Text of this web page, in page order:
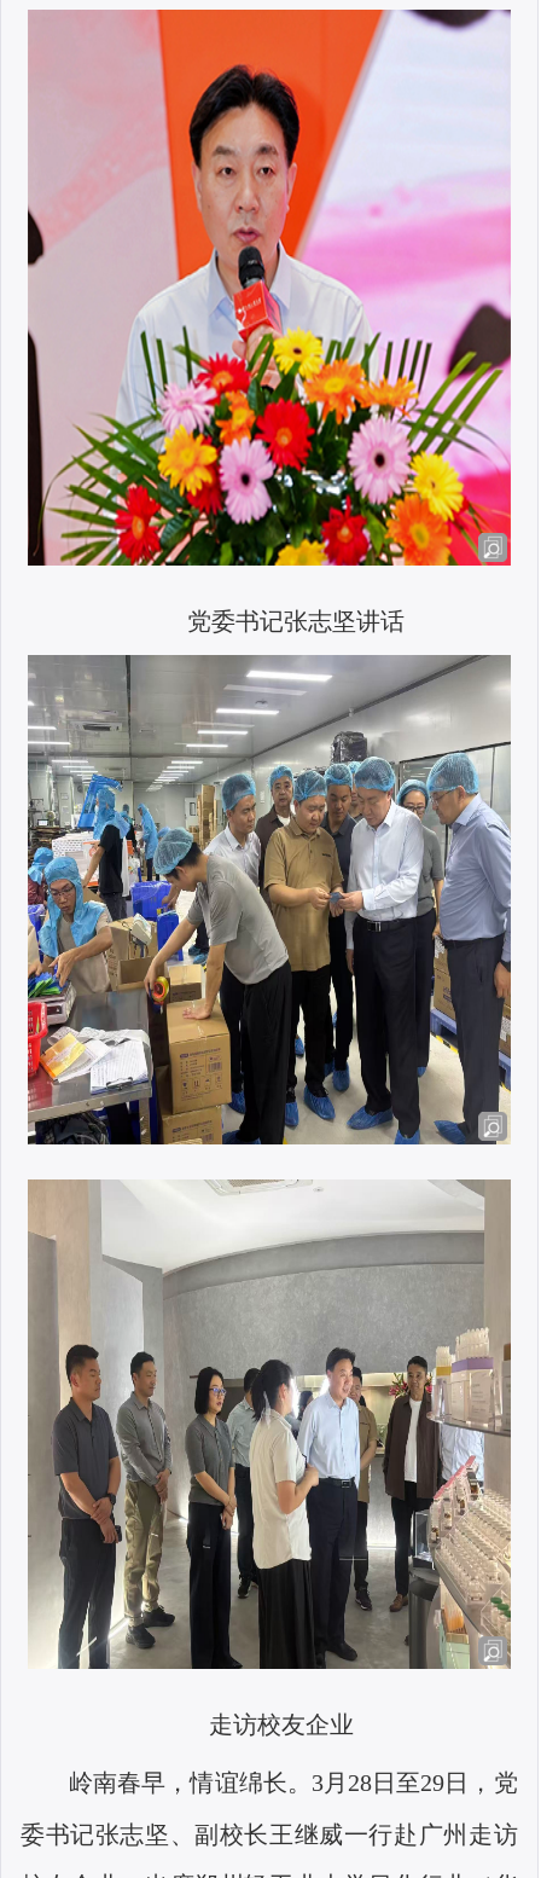
党委书记张志坚讲话
走访校友企业
岭南春早，情谊绵长。 3月 28日至29日，党
委书记张志坚、副校长王继威一行赴广州走访